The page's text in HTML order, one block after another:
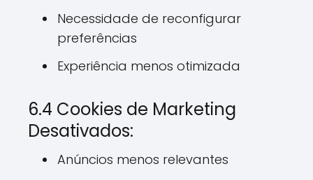
Necessidade de reconfigurar
preferências
Experiência menos otimizada
6.4 Cookies de Marketing
Desativados:
Anúncios menos relevantes